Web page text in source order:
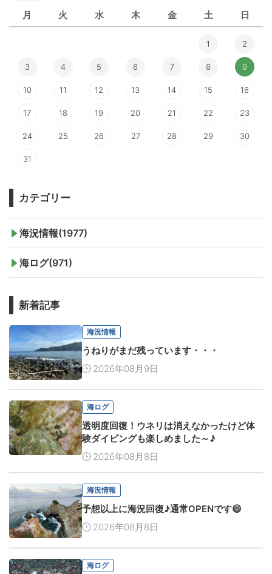
月 火 水 木 金 土 日
1 2
3 4 5 6 7 8 9
10 11 12 13 14 15 16
17 18 19 20 21 22 23
24 25 26 27 28 29 30
31
カテゴリー
海況情報(1977)
海ログ(971)
新着記事
海況情報
うねりがまだ残っています・・・
2026年08月9日
海ログ
透明度回復！ウネリは消えなかったけど体
験ダイビングも楽しめました～♪
2026年08月8日
海況情報
予想以上に海況回復♪通常OPENです😄
2026年08月8日
海ログ